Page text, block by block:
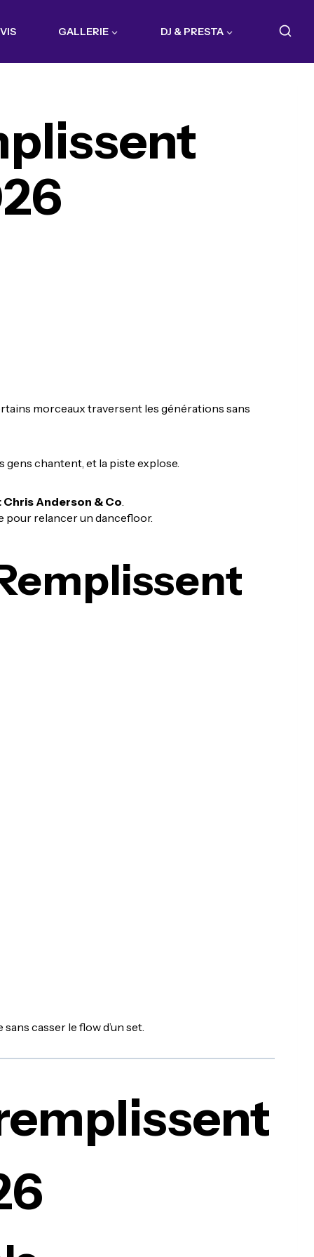
GALLERIE DJ & PRESTA
morceaux traversent les générations sans
chantent, et la piste explose.
Chris Anderson & Co.
pour relancer un dancefloor.
casser le flow d’un set.